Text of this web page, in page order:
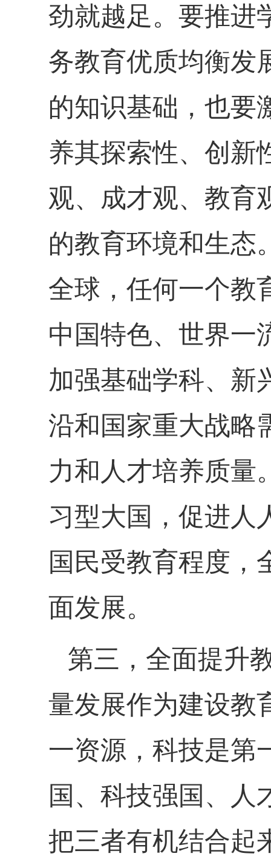
劲就越足。要推进
务教育优质均衡发
的知识基础，也要
养其探索性、创新
观、成才观、教育
的教育环境和生态
全球，任何一个教
中国特色、世界一
加强基础学科、新
沿和国家重大战略
力和人才培养质量
习型大国，促进人
国民受教育程度，
面发展。
第三，全面提升
量发展作为建设教
一资源，科技是第
国、科技强国、人
把三者有机结合起